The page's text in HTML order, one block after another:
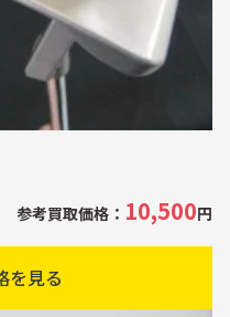
参考買取価格： 10,500円
を見る